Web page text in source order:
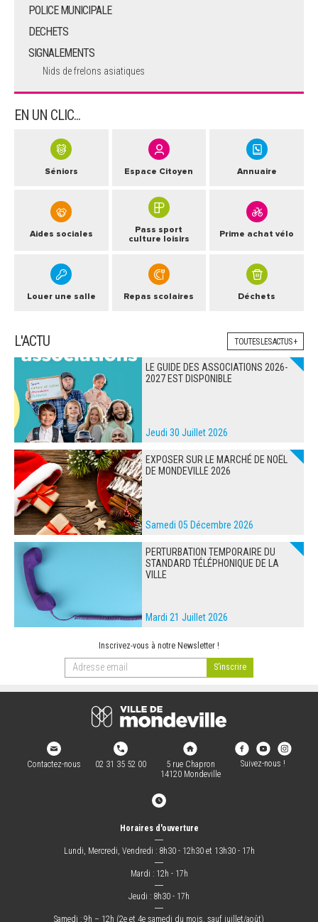
POLICE MUNICIPALE
DECHETS
SIGNALEMENTS
Nids de frelons asiatiques
EN UN CLIC...
Séniors Espace Citoyen Annuaire
Aides sociales
Pass sport
culture loisirs
Prime achat vélo
Louer une salle Repas scolaires Déchets
L'ACTU TOUTES LES ACTUS +
LE GUIDE DES ASSOCIATIONS 2026-
2027 EST DISPONIBLE
Jeudi 30 Juillet 2026
EXPOSER SUR LE MARCHÉ DE NOËL
DE MONDEVILLE 2026
Samedi 05 Décembre 2026
PERTURBATION TEMPORAIRE DU
STANDARD TÉLÉPHONIQUE DE LA
VILLE
Mardi 21 Juillet 2026
Inscrivez-vous à notre Newsletter !
Contactez-nous 02 31 35 52 00
5 rue Chapron
14120 Mondeville
Suivez-nous !
Horaires d'ouverture
―
Lundi, Mercredi, Vendredi : 8h30 - 12h30 et 13h30 - 17h
―
Mardi : 12h - 17h
―
Jeudi : 8h30 - 17h
―
Samedi : 9h – 12h (2e et 4e samedi du mois, sauf juillet/août)